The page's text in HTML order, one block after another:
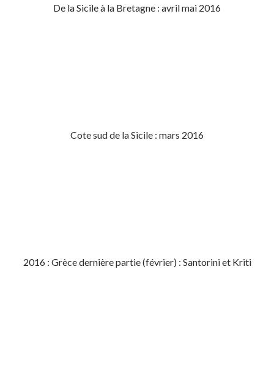
De la Sicile à la Bretagne : avril mai 2016
Cote sud de la Sicile : mars 2016
2016 : Grèce dernière partie (février) : Santorini et Kriti